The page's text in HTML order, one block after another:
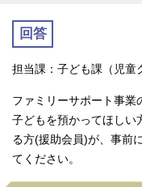
回答
担当課：子ども課（児童
ファミリーサポート事業
子どもを預かってほしい
る方(援助会員)が、事前
てください。